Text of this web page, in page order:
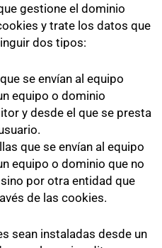
gestione el dominio
y trate los datos que
dos tipos:
se envían al equipo
equipo o dominio
y desde el que se presta
que se envían al equipo
equipo o dominio que no
por otra entidad que
de las cookies.
sean instaladas desde un